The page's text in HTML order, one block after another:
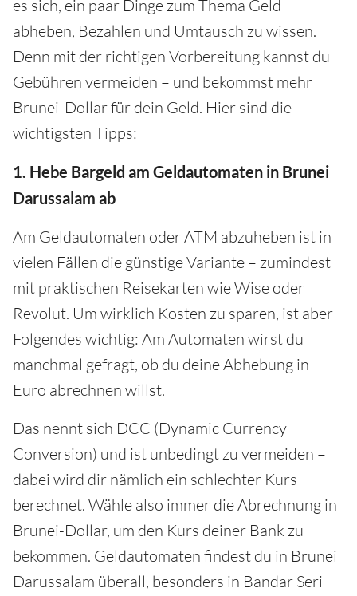
es sich, ein paar Dinge zum Thema Geld
abheben, Bezahlen und Umtausch zu wissen.
Denn mit der richtigen Vorbereitung kannst du
Gebühren vermeiden – und bekommst mehr
Brunei-Dollar für dein Geld. Hier sind die
wichtigsten Tipps:
1. Hebe Bargeld am Geldautomaten in Brunei
Darussalam ab
Am Geldautomaten oder ATM abzuheben ist in
vielen Fällen die günstige Variante – zumindest
mit praktischen Reisekarten wie Wise oder
Revolut. Um wirklich Kosten zu sparen, ist aber
Folgendes wichtig: Am Automaten wirst du
manchmal gefragt, ob du deine Abhebung in
Euro abrechnen willst.
Das nennt sich DCC (Dynamic Currency
Conversion) und ist unbedingt zu vermeiden –
dabei wird dir nämlich ein schlechter Kurs
berechnet. Wähle also immer die Abrechnung in
Brunei-Dollar, um den Kurs deiner Bank zu
bekommen. Geldautomaten findest du in Brunei
Darussalam überall, besonders in Bandar Seri